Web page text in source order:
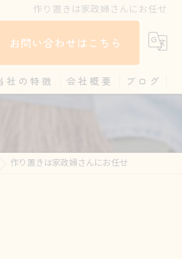
作り置きは家政婦さんにお任せ
お問い合わせはこちら
社の特徴
料理
会社概要 ブログ
作り置きは家政婦さんにお任せ